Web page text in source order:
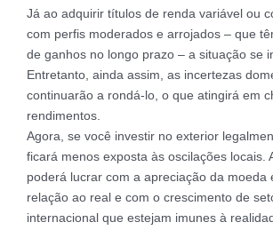
Já ao adquirir títulos de renda variável ou
com perfis moderados e arrojados – que
de ganhos no longo prazo – a situação se
Entretanto, ainda assim, as incertezas
continuarão a rondá-lo, o que atingirá em
rendimentos.
Agora, se você investir no exterior
ficará menos exposta às oscilações locais.
poderá lucrar com a apreciação da moeda
relação ao real e com o crescimento de
internacional que estejam imunes à